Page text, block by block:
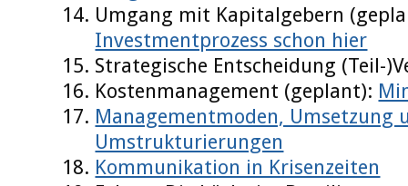
Umgang mit Kapitalgebern
Investmentprozess schon hier
Strategische Entscheidung (Teil-
Kostenmanagement (geplant):
Managementmoden, Umsetzung
Umstrukturierungen
Kommunikation in Krisenzeiten